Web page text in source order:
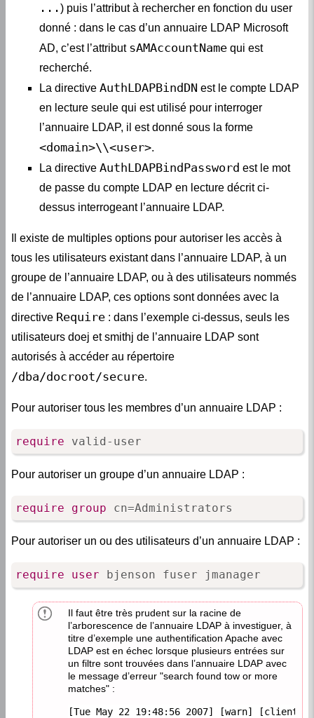
...) puis l’attribut à rechercher en fonction du user
donné : dans le cas d’un annuaire LDAP Microsoft
AD, c’est l’attribut sAMAccountName qui est
recherché.
La directive AuthLDAPBindDN est le compte LDAP
en lecture seule qui est utilisé pour interroger
l’annuaire LDAP, il est donné sous la forme
<domain>\\<user>.
La directive AuthLDAPBindPassword est le mot
de passe du compte LDAP en lecture décrit ci-
dessus interrogeant l’annuaire LDAP.
Il existe de multiples options pour autoriser les accès à
tous les utilisateurs existant dans l’annuaire LDAP, à un
groupe de l’annuaire LDAP, ou à des utilisateurs nommés
de l’annuaire LDAP, ces options sont données avec la
directive Require : dans l’exemple ci-dessus, seuls les
utilisateurs doej et smithj de l’annuaire LDAP sont
autorisés à accéder au répertoire
/dba/docroot/secure.
Pour autoriser tous les membres d’un annuaire LDAP :
require valid-user
Pour autoriser un groupe d’un annuaire LDAP :
require group cn=Administrators
Pour autoriser un ou des utilisateurs d’un annuaire LDAP :
require user bjenson fuser jmanager
Il faut être très prudent sur la racine de
l’arborescence de l’annuaire LDAP à investiguer, à
titre d’exemple une authentification Apache avec
LDAP est en échec lorsque plusieurs entrées sur
un filtre sont trouvées dans l’annuaire LDAP avec
le message d’erreur "search found tow or more
matches" :
[Tue May 22 19:48:56 2007] [warn] [client